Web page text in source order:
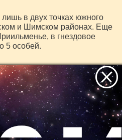
в двух точках южного
и Шимском районах. Еще
в гнездовое
5 особей.
динамике в прошлом нет.
Приильменье в 2001 году
и места
по годам. Динамика
интересное